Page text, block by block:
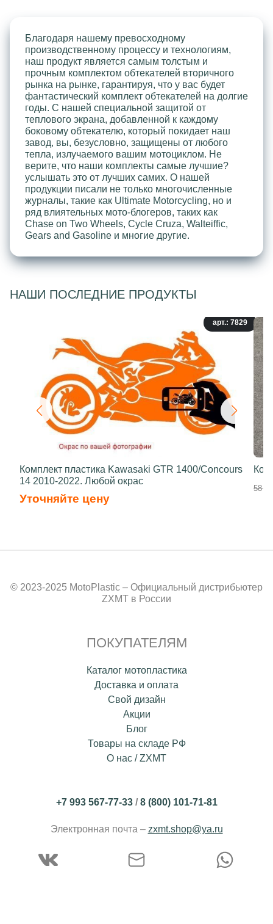
Благодаря нашему превосходному
производственному процессу и технологиям,
наш продукт является самым толстым и
прочным комплектом обтекателей вторичного
рынка на рынке, гарантируя, что у вас будет
фантастический комплект обтекателей на долгие
годы. С нашей специальной защитой от
теплового экрана, добавленной к каждому
боковому обтекателю, который покидает наш
завод, вы, безусловно, защищены от любого
тепла, излучаемого вашим мотоциклом. Не
верите, что наши комплекты самые лучшие?
услышать это от лучших самих. О нашей
продукции писали не только многочисленные
журналы, такие как Ultimate Motorcycling, но и
ряд влиятельных мото-блогеров, таких как
Chase on Two Wheels, Cycle Cruza, Walteiffic,
Gears and Gasoline и многие другие.
НАШИ ПОСЛЕДНИЕ ПРОДУКТЫ
арт.: 7829
Комплект пластика Kawasaki GTR 1400/Concours
14 2010-2022. Любой окрас
Уточняйте цену
58
© 2023-2025 MotoPlastic – Официальный дистрибьютер
ZXMT в России
ПОКУПАТЕЛЯМ
Каталог мотопластика
Доставка и оплата
Свой дизайн
Акции
Блог
Товары на складе РФ
О нас / ZXMT
+7 993 567-77-33/8 (800) 101-71-81
Электронная почта – zxmt.shop@ya.ru